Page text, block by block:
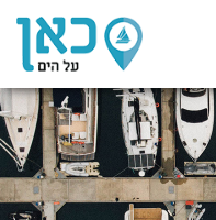
בחר מיקום
הכל
ביוון / ליוון